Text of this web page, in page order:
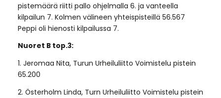
pistemäärä riitti pallo ohjelmalla 6. ja vanteella
kilpailun 7. Kolmen välineen yhteispisteillä 56.567
Peppi oli hienosti kilpailussa 7.
Nuoret B top.3:
1. Jeromaa Nita, Turun Urheiluliitto Voimistelu pistein
65.200
2. Österholm Linda, Turn Urheiluliitto Voimistelu pistein